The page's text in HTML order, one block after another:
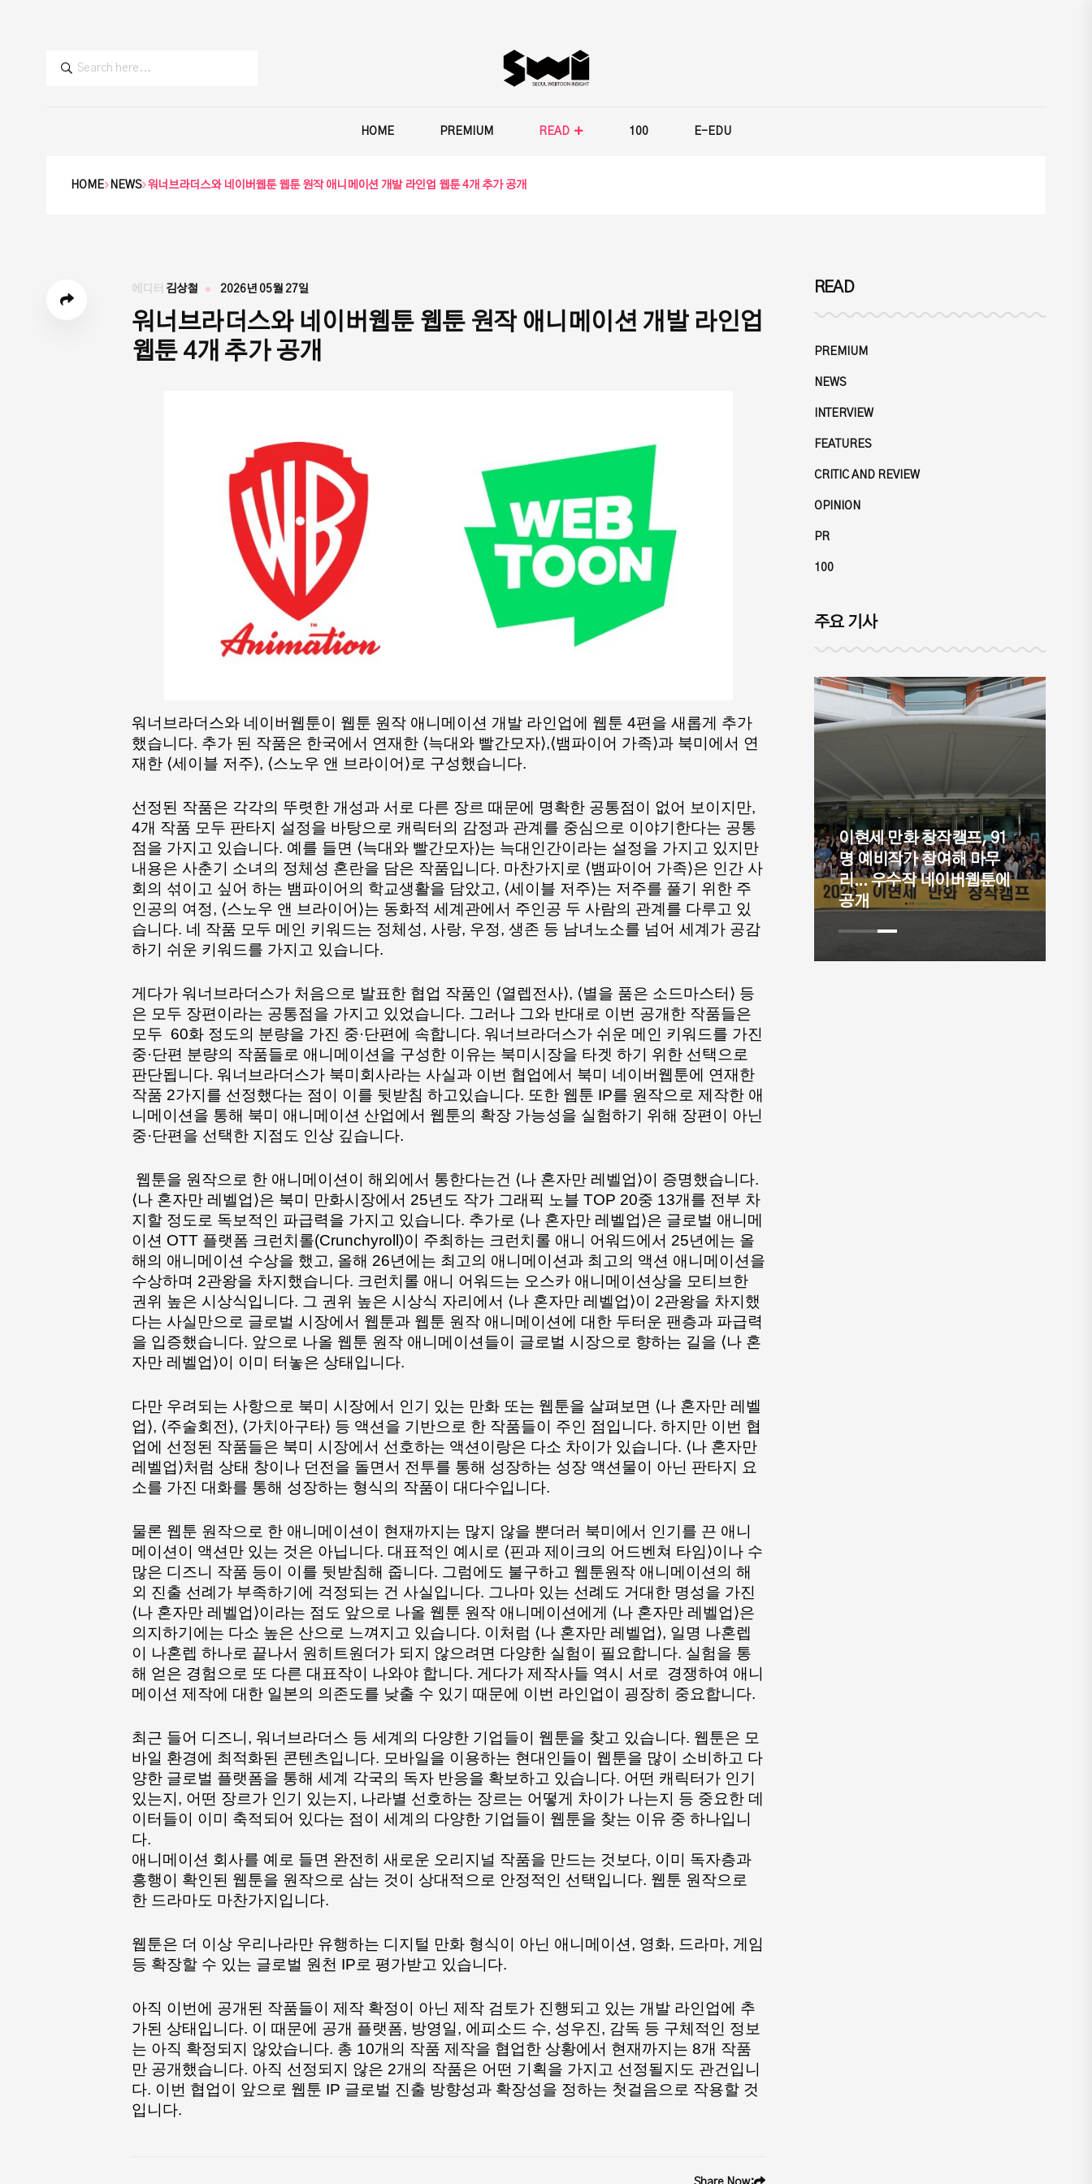
HOME PREMIUM READ 100 E-EDU
HOME NEWS 워너브라더스와 네이버웹툰 웹툰 원작 애니메이션 개발 라인업 웹툰 4개 추가 공개
에디터 김상철 2026년 05월 27일
워너브라더스와 네이버웹툰 웹툰 원작 애니메이션 개발 라인업
웹툰 4개 추가 공개
워너브라더스와 네이버웹툰이 웹툰 원작 애니메이션 개발 라인업에 웹툰 4편을 새롭게 추가
했습니다. 추가 된 작품은 한국에서 연재한 ⟨늑대와 빨간모자⟩,⟨뱀파이어 가족⟩과 북미에서 연
재한 ⟨세이블 저주⟩, ⟨스노우 앤 브라이어⟩로 구성했습니다.
선정된 작품은 각각의 뚜렷한 개성과 서로 다른 장르 때문에 명확한 공통점이 없어 보이지만,
4개 작품 모두 판타지 설정을 바탕으로 캐릭터의 감정과 관계를 중심으로 이야기한다는 공통
점을 가지고 있습니다. 예를 들면 ⟨늑대와 빨간모자⟩는 늑대인간이라는 설정을 가지고 있지만
내용은 사춘기 소녀의 정체성 혼란을 담은 작품입니다. 마찬가지로 ⟨뱀파이어 가족⟩은 인간 사
회의 섞이고 싶어 하는 뱀파이어의 학교생활을 담았고, ⟨세이블 저주⟩는 저주를 풀기 위한 주
인공의 여정, ⟨스노우 앤 브라이어⟩는 동화적 세계관에서 주인공 두 사람의 관계를 다루고 있
습니다. 네 작품 모두 메인 키워드는 정체성, 사랑, 우정, 생존 등 남녀노소를 넘어 세계가 공감
하기 쉬운 키워드를 가지고 있습니다.
게다가 워너브라더스가 처음으로 발표한 협업 작품인 ⟨열렙전사⟩, ⟨별을 품은 소드마스터⟩ 등
은 모두 장편이라는 공통점을 가지고 있었습니다. 그러나 그와 반대로 이번 공개한 작품들은
모두  60화 정도의 분량을 가진 중·단편에 속합니다. 워너브라더스가 쉬운 메인 키워드를 가진
중·단편 분량의 작품들로 애니메이션을 구성한 이유는 북미시장을 타겟 하기 위한 선택으로
판단됩니다. 워너브라더스가 북미회사라는 사실과 이번 협업에서 북미 네이버웹툰에 연재한
작품 2가지를 선정했다는 점이 이를 뒷받침 하고있습니다. 또한 웹툰 IP를 원작으로 제작한 애
니메이션을 통해 북미 애니메이션 산업에서 웹툰의 확장 가능성을 실험하기 위해 장편이 아닌
중·단편을 선택한 지점도 인상 깊습니다.
⟨나 혼자만 레벨업⟩은 북미 만화시장에서 25년도 작가 그래픽 노블 TOP 20중 13개를 전부 차
지할 정도로 독보적인 파급력을 가지고 있습니다. 추가로 ⟨나 혼자만 레벨업⟩은 글로벌 애니메
이션 OTT 플랫폼 크런치롤(Crunchyroll)이 주최하는 크런치롤 애니 어워드에서 25년에는 올
해의 애니메이션 수상을 했고, 올해 26년에는 최고의 애니메이션과 최고의 액션 애니메이션을
수상하며 2관왕을 차지했습니다. 크런치롤 애니 어워드는 오스카 애니메이션상을 모티브한
권위 높은 시상식입니다. 그 권위 높은 시상식 자리에서 ⟨나 혼자만 레벨업⟩이 2관왕을 차지했
다는 사실만으로 글로벌 시장에서 웹툰과 웹툰 원작 애니메이션에 대한 두터운 팬층과 파급력
을 입증했습니다. 앞으로 나올 웹툰 원작 애니메이션들이 글로벌 시장으로 향하는 길을 ⟨나 혼
자만 레벨업⟩이 이미 터놓은 상태입니다.
다만 우려되는 사항으로 북미 시장에서 인기 있는 만화 또는 웹툰을 살펴보면 ⟨나 혼자만 레벨
업⟩, ⟨주술회전⟩, ⟨가치아구타⟩ 등 액션을 기반으로 한 작품들이 주인 점입니다. 하지만 이번 협
업에 선정된 작품들은 북미 시장에서 선호하는 액션이랑은 다소 차이가 있습니다. ⟨나 혼자만
레벨업⟩처럼 상태 창이나 던전을 돌면서 전투를 통해 성장하는 성장 액션물이 아닌 판타지 요
소를 가진 대화를 통해 성장하는 형식의 작품이 대다수입니다.
물론 웹툰 원작으로 한 애니메이션이 현재까지는 많지 않을 뿐더러 북미에서 인기를 끈 애니
메이션이 액션만 있는 것은 아닙니다. 대표적인 예시로 ⟨핀과 제이크의 어드벤쳐 타임⟩이나 수
많은 디즈니 작품 등이 이를 뒷받침해 줍니다. 그럼에도 불구하고 웹툰원작 애니메이션의 해
외 진출 선례가 부족하기에 걱정되는 건 사실입니다. 그나마 있는 선례도 거대한 명성을 가진
⟨나 혼자만 레벨업⟩이라는 점도 앞으로 나올 웹툰 원작 애니메이션에게 ⟨나 혼자만 레벨업⟩은
의지하기에는 다소 높은 산으로 느껴지고 있습니다. 이처럼 ⟨나 혼자만 레벨업⟩, 일명 나혼렙
이 나혼렙 하나로 끝나서 원히트원더가 되지 않으려면 다양한 실험이 필요합니다. 실험을 통
해 얻은 경험으로 또 다른 대표작이 나와야 합니다. 게다가 제작사들 역시 서로  경쟁하여 애니
메이션 제작에 대한 일본의 의존도를 낮출 수 있기 때문에 이번 라인업이 굉장히 중요합니다.
최근 들어 디즈니, 워너브라더스 등 세계의 다양한 기업들이 웹툰을 찾고 있습니다. 웹툰은 모
바일 환경에 최적화된 콘텐츠입니다. 모바일을 이용하는 현대인들이 웹툰을 많이 소비하고 다
양한 글로벌 플랫폼을 통해 세계 각국의 독자 반응을 확보하고 있습니다. 어떤 캐릭터가 인기
있는지, 어떤 장르가 인기 있는지, 나라별 선호하는 장르는 어떻게 차이가 나는지 등 중요한 데
이터들이 이미 축적되어 있다는 점이 세계의 다양한 기업들이 웹툰을 찾는 이유 중 하나입니
다.
애니메이션 회사를 예로 들면 완전히 새로운 오리지널 작품을 만드는 것보다, 이미 독자층과
흥행이 확인된 웹툰을 원작으로 삼는 것이 상대적으로 안정적인 선택입니다. 웹툰 원작으로
한 드라마도 마찬가지입니다.
웹툰은 더 이상 우리나라만 유행하는 디지털 만화 형식이 아닌 애니메이션, 영화, 드라마, 게임
등 확장할 수 있는 글로벌 원천 IP로 평가받고 있습니다.
아직 이번에 공개된 작품들이 제작 확정이 아닌 제작 검토가 진행되고 있는 개발 라인업에 추
가된 상태입니다. 이 때문에 공개 플랫폼, 방영일, 에피소드 수, 성우진, 감독 등 구체적인 정보
는 아직 확정되지 않았습니다. 총 10개의 작품 제작을 협업한 상황에서 현재까지는 8개 작품
만 공개했습니다. 아직 선정되지 않은 2개의 작품은 어떤 기획을 가지고 선정될지도 관건입니
다. 이번 협업이 앞으로 웹툰 IP 글로벌 진출 방향성과 확장성을 정하는 첫걸음으로 작용할 것
입니다.
READ
PREMIUM
NEWS
INTERVIEW
FEATURES
CRITIC AND REVIEW
OPINION
PR
100
주요 기사
이현세 만화 창작캠프, 91
명 예비작가 참여해 마무
리... 우수작 네이버웹툰에
공개
피폐물 애니메이션 대결에
⟨고향 최고!⟩ 참전
네이버웹툰, 원작자가 승인
한 캐릭터챗 "바이어스" 공
개
이현세 만화 창작캠프, 91
명 예비작가 참여해 마무
리... 우수작 네이버웹툰에
공개